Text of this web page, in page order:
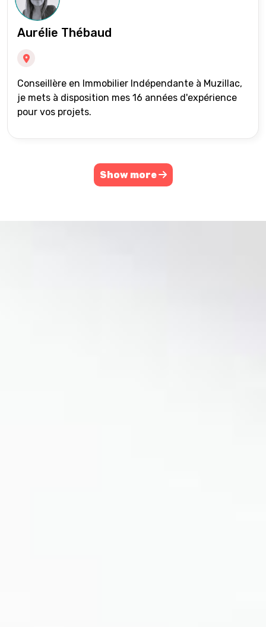
Aurélie Thébaud
Conseillère en Immobilier Indépendante à Muzillac,
je mets à disposition mes 16 années d'expérience
pour vos projets.
Show more